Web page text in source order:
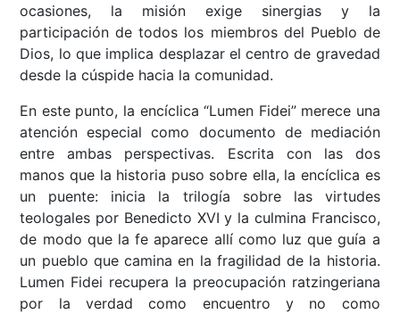
ocasiones, la misión exige sinergias y la
participación de todos los miembros del Pueblo de
Dios, lo que implica desplazar el centro de gravedad
desde la cúspide hacia la comunidad.
En este punto, la encíclica “Lumen Fidei” merece una
atención especial como documento de mediación
entre ambas perspectivas. Escrita con las dos
manos que la historia puso sobre ella, la encíclica es
un puente: inicia la trilogía sobre las virtudes
teologales por Benedicto XVI y la culmina Francisco,
de modo que la fe aparece allí como luz que guía a
un pueblo que camina en la fragilidad de la historia.
Lumen Fidei recupera la preocupación ratzingeriana
por la verdad como encuentro y no como